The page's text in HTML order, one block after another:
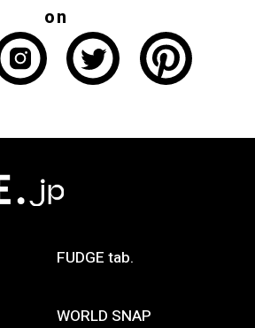
on
FUDGE tab.
WORLD SNAP